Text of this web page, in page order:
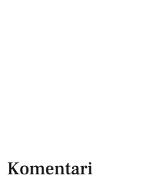
Komentari